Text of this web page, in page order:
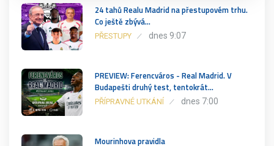
24 tahů Realu Madrid na přestupovém trhu.
Co ještě zbývá…
PŘESTUPY dnes 9:07
PREVIEW: Ferencváros - Real Madrid. V
Budapešti druhý test, tentokrát…
PŘÍPRAVNÉ UTKÁNÍ dnes 7:00
Mourinhova pravidla